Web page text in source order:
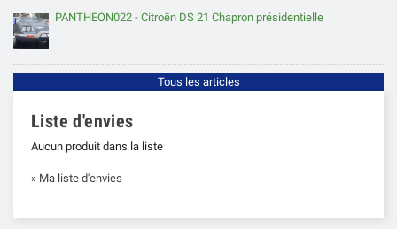
PANTHEON022 - Citroën DS 21 Chapron présidentielle
Tous les articles
Liste d'envies
Aucun produit dans la liste
» Ma liste d'envies